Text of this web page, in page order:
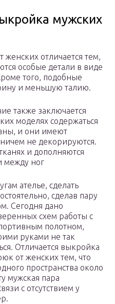
мужских
отличается тем,
особые детали в виде
того, подобные
и меньшую талию.
также заключается
моделях содержаться
и они имеют
не декорируются.
и дополняются
между ног
ателье, сделать
сделав пару
Сегодня дано
схем работы с
полотном,
руками не так
Отличается выкройка
от женских тем, что
пространства около
мужская пара
с отсутствием у